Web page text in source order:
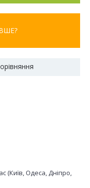
(Київ, Одеса, Дніпро,